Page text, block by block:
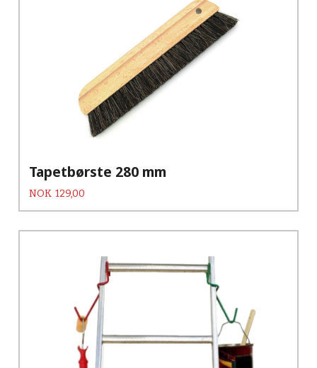
Tapetbørste 280 mm
Pris
NOK 129,00